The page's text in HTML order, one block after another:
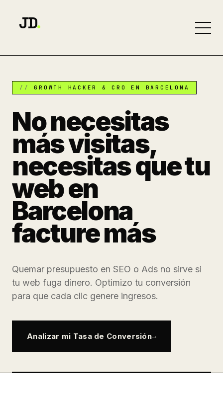
JD.
GROWTH HACKER & CRO EN BARCELONA
No necesitas
más visitas,
necesitas que tu
web en
Barcelona
facture más
Quemar presupuesto en SEO o Ads no sirve si
tu web fuga dinero. Optimizo tu conversión
para que cada clic genere ingresos.
Analizar mi Tasa de Conversión